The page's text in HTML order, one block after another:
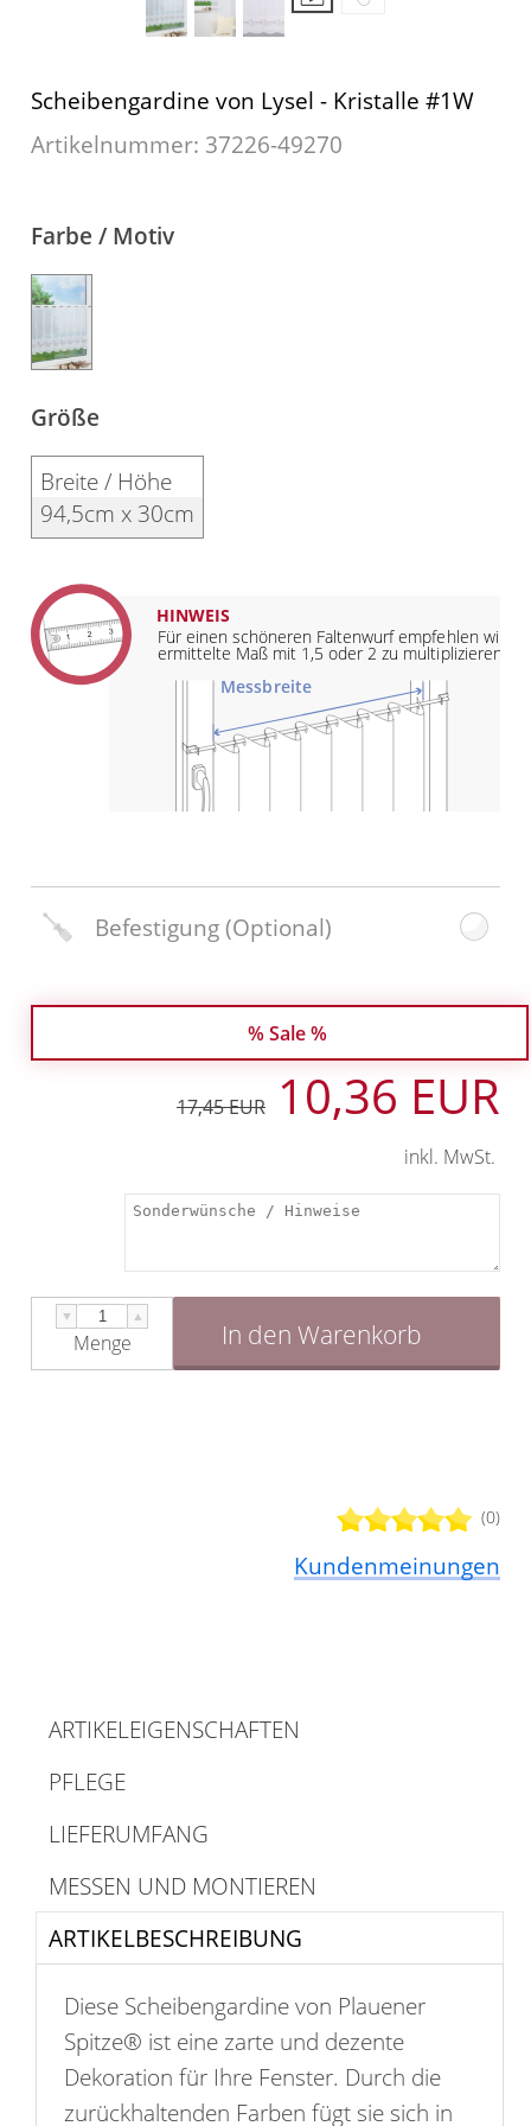
Gardinenstange
Stoffe
Scheibengardine von Lysel - Kristalle #1W
Artikelnummer: 37226-49270
Farbe / Motiv
Größe
Breite / Höhe
94,5cm x 30cm
Für einen schöneren Faltenwurf empfehlen wir
ermittelte Maß mit 1,5 oder 2 zu multiplizieren
HINWEIS
Messbreite
Befestigung(Optional)
(0)
Kundenmeinungen
% Sale %
17,45 EUR 10,36 EUR
inkl. MwSt.
▼ ▲
Menge In den Warenkorb
ARTIKELBESCHREIBUNG
ARTIKELEIGENSCHAFTEN
PFLEGE
LIEFERUMFANG
MESSEN UND MONTIEREN
Diese Scheibengardine von Plauener
Spitze® ist eine zarte und dezente
Dekoration für Ihre Fenster. Durch die
zurückhaltenden Farben fügt sie sich in